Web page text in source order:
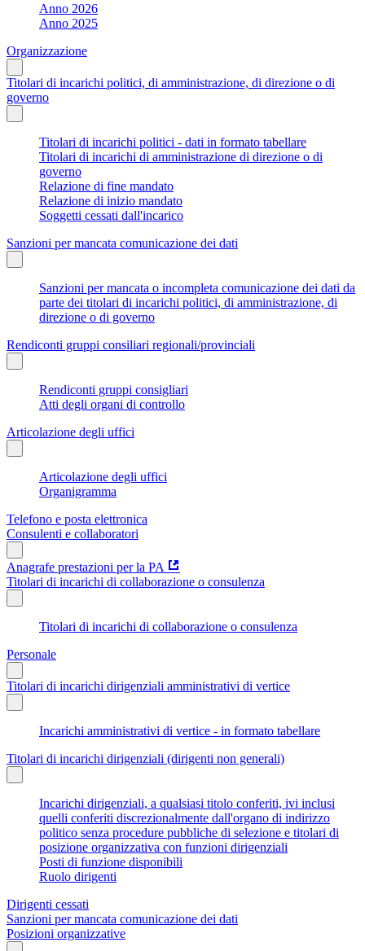
Anno 2026
Anno 2025
Organizzazione
Titolari di incarichi politici, di amministrazione, di direzione o di
governo
Titolari di incarichi politici - dati in formato tabellare
Titolari di incarichi di amministrazione di direzione o di
governo
Relazione di fine mandato
Relazione di inizio mandato
Soggetti cessati dall'incarico
Sanzioni per mancata comunicazione dei dati
Sanzioni per mancata o incompleta comunicazione dei dati da
parte dei titolari di incarichi politici, di amministrazione, di
direzione o di governo
Rendiconti gruppi consiliari regionali/provinciali
Rendiconti gruppi consigliari
Atti degli organi di controllo
Articolazione degli uffici
Articolazione degli uffici
Organigramma
Telefono e posta elettronica
Consulenti e collaboratori
Anagrafe prestazioni per la PA
Titolari di incarichi di collaborazione o consulenza
Titolari di incarichi di collaborazione o consulenza
Personale
Titolari di incarichi dirigenziali amministrativi di vertice
Incarichi amministrativi di vertice - in formato tabellare
Titolari di incarichi dirigenziali (dirigenti non generali)
Incarichi dirigenziali, a qualsiasi titolo conferiti, ivi inclusi
quelli conferiti discrezionalmente dall'organo di indirizzo
politico senza procedure pubbliche di selezione e titolari di
posizione organizzativa con funzioni dirigenziali
Posti di funzione disponibili
Ruolo dirigenti
Dirigenti cessati
Sanzioni per mancata comunicazione dei dati
Posizioni organizzative